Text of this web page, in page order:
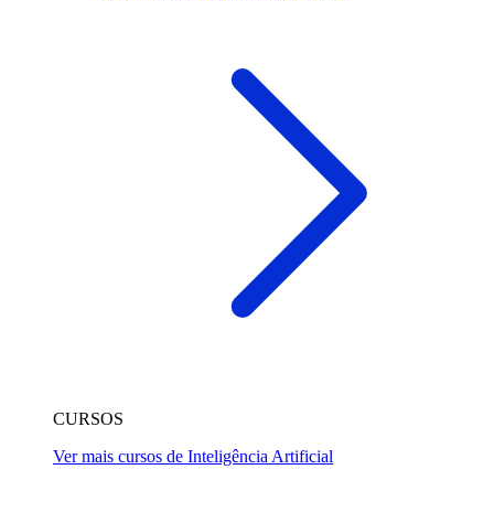
CURSOS
Ver mais cursos de Inteligência Artificial